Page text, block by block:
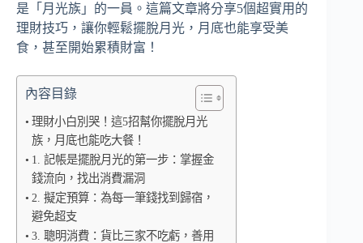
是「月光族」的一員。這篇文章將分享5個超實用的
理財技巧，讓你輕鬆擺脫月光，月底也能享受美
食，甚至開始累積財富！
內容目錄
理財小白別哭！這5招幫你擺脫月光
族，月底也能吃大餐！
1. 記帳是擺脫月光的第一步：掌握金
錢流向，找出消費漏洞
2. 擬定預算：為每一筆錢找到歸宿，
避免超支
3. 聰明消費：貨比三家不吃虧，善用